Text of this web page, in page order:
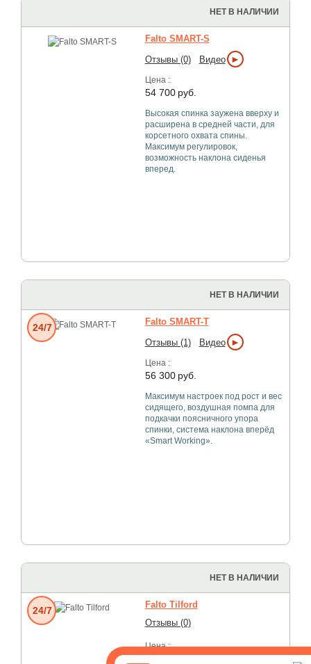
НЕТ В НАЛИЧИИ
Falto SMART-S
Отзывы (0)
Видео ►
Цена :
54 700 руб.
Высокая спинка заужена вверху и
расширена в средней части, для
корсетного охвата спины.
Максимум регулировок,
возможность наклона сиденья
вперед.
НЕТ В НАЛИЧИИ
Falto SMART-T
Отзывы (1)
Видео ►
Цена :
56 300 руб.
Максимум настроек под рост и вес
сидящего, воздушная помпа для
подкачки поясничного упора
спинки, система наклона вперёд
«Smart Working».
24/7
НЕТ В НАЛИЧИИ
Falto Tilford
Отзывы (0)
Цена :
42 300руб.
24/7